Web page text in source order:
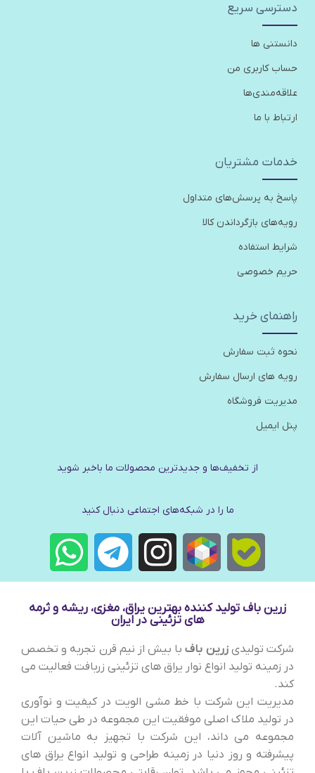
دسترسی سریع
دانستنی ها
حساب کاربری من
علاقه‌مندی‌ها
ارتباط با ما
خدمات مشتریان
پاسخ به پرسش‌های متداول
رویه‌های بازگرداندن کالا
شرایط استفاده
حریم خصوصی
راهنمای خرید
نحوه ثبت سفارش
رویه های ارسال سفارش
مدیریت فروشگاه
پنل ایمیل
از تخفیف‌ها و جدیدترین‌ محصولات ما باخبر شوید
ما را در شبکه‌های اجتماعی دنبال کنید
زرین باف تولید کننده بهترین یراق، مغزی، ریشه و ثرمه
های تزئینی در ایران
شرکت تولیدیزرین بافبا بیش از نیم قرن تجربه و تخصص
در زمینه تولید انواع نوار یراق های تزئینی زربافت فعالیت می
کند.
مدیریت این شرکت با خط مشی الویت در کیفیت و نوآوری
در تولید ملاک اصلی موفقیت این مجموعه در طی حیات این
مجموعه می داند، این شرکت با تجهیز به ماشین آلات
پیشرفته و روز دنیا در زمینه طراحی و تولید انواع یراق های